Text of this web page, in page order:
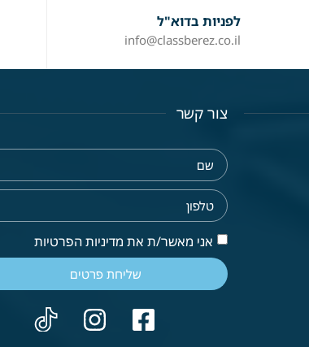
לפניות בדוא"ל
info@classberez.co.il
צור קשר
אני מאשר/ת את מדיניות הפרטיות
שליחת פרטים